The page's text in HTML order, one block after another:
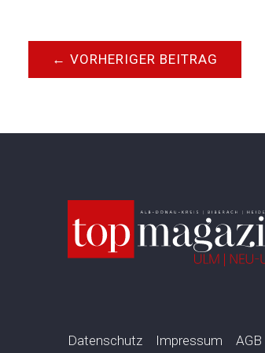
← VORHERIGER BEITRAG
Datenschutz Impressum AGB